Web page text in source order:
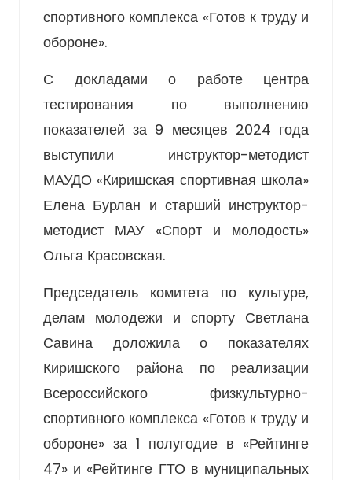
спортивного комплекса «Готов к труду и
обороне».
С докладами о работе центра
тестирования по выполнению
показателей за 9 месяцев 2024 года
выступили инструктор-методист
МАУДО «Киришская спортивная школа»
Елена Бурлан и старший инструктор-
методист МАУ «Спорт и молодость»
Ольга Красовская.
Председатель комитета по культуре,
делам молодежи и спорту Светлана
Савина доложила о показателях
Киришского района по реализации
Всероссийского физкультурно-
спортивного комплекса «Готов к труду и
обороне» за 1 полугодие в «Рейтинге
47» и «Рейтинге ГТО в муниципальных